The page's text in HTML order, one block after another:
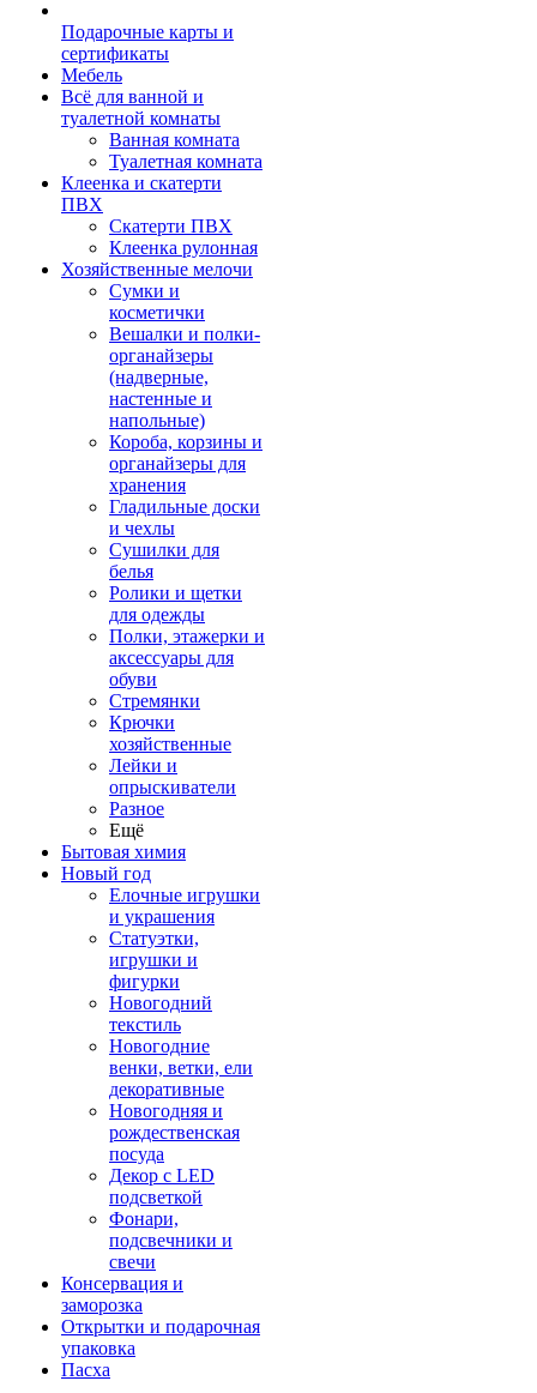
Подарочные карты и
сертификаты
Мебель
Всё для ванной и
туалетной комнаты
Ванная комната
Туалетная комната
Клеенка и скатерти
ПВХ
Скатерти ПВХ
Клеенка рулонная
Хозяйственные мелочи
Сумки и
косметички
Вешалки и полки-
органайзеры
(надверные,
настенные и
напольные)
Короба, корзины и
органайзеры для
хранения
Гладильные доски
и чехлы
Сушилки для
белья
Ролики и щетки
для одежды
Полки, этажерки и
аксессуары для
обуви
Стремянки
Крючки
хозяйственные
Лейки и
опрыскиватели
Разное
Ещё
Бытовая химия
Новый год
Елочные игрушки
и украшения
Статуэтки,
игрушки и
фигурки
Новогодний
текстиль
Новогодние
венки, ветки, ели
декоративные
Новогодняя и
рождественская
посуда
Декор с LED
подсветкой
Фонари,
подсвечники и
свечи
Консервация и
заморозка
Открытки и подарочная
упаковка
Пасха